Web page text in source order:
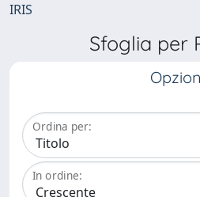
IRIS
Sfoglia per
Ordina per:
In ordine: